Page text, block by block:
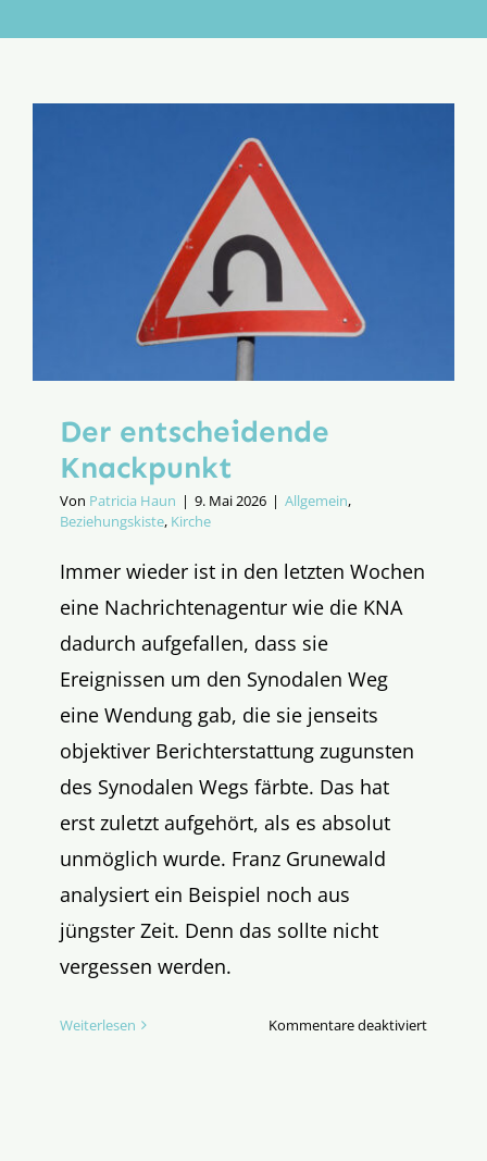
Aktion
Der entscheidende
Knackpunkt
Von Patricia Haun | 9. Mai 2026 | Allgemein,
Beziehungskiste, Kirche
Immer wieder ist in den letzten Wochen
eine Nachrichtenagentur wie die KNA
dadurch aufgefallen, dass sie
Ereignissen um den Synodalen Weg
eine Wendung gab, die sie jenseits
objektiver Berichterstattung zugunsten
des Synodalen Wegs färbte. Das hat
erst zuletzt aufgehört, als es absolut
unmöglich wurde. Franz Grunewald
analysiert ein Beispiel noch aus
jüngster Zeit. Denn das sollte nicht
vergessen werden.
Weiterlesen Kommentare deaktiviertfür